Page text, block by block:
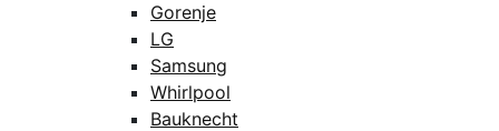
Gorenje
LG
Samsung
Whirlpool
Bauknecht